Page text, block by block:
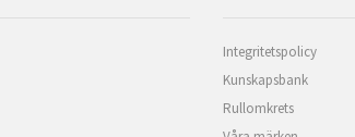
Integritetspolicy
Kunskapsbank
Rullomkrets